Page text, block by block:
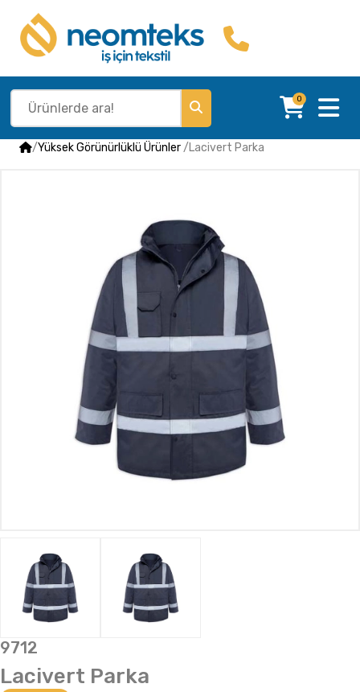
0
/Yüksek Görünürlüklü Ürünler/Lacivert Parka
9712
Lacivert Parka